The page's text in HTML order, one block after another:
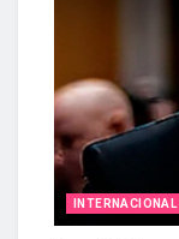
INTERNACIONAL